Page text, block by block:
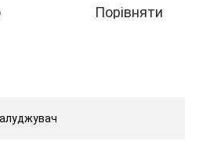
Порівняти